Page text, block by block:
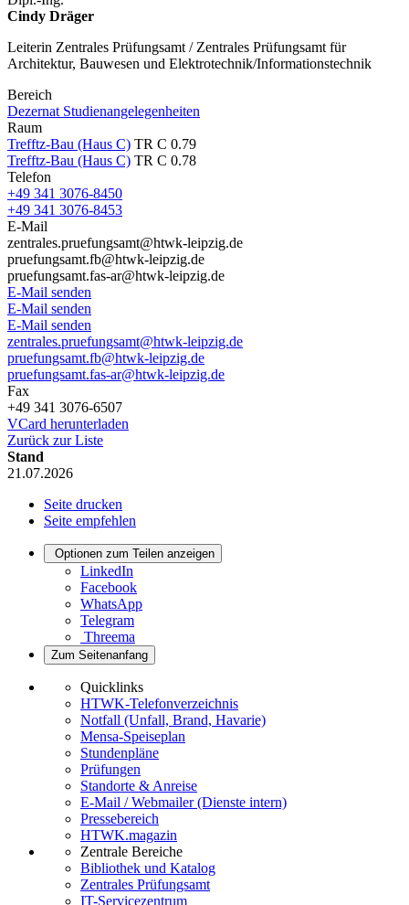
Cindy Dräger
Leiterin Zentrales Prüfungsamt / Zentrales Prüfungsamt für
Architektur, Bauwesen und Elektrotechnik/Informationstechnik
Bereich
Dezernat Studienangelegenheiten
Raum
Trefftz-Bau (Haus C) TR C 0.79
Trefftz-Bau (Haus C) TR C 0.78
Telefon
+49 341 3076-8450
+49 341 3076-8453
E-Mail
zentrales.pruefungsamt@htwk-leipzig.de
pruefungsamt.fb@htwk-leipzig.de
pruefungsamt.fas-ar@htwk-leipzig.de
E-Mail senden
E-Mail senden
E-Mail senden
zentrales.pruefungsamt@htwk-leipzig.de
pruefungsamt.fb@htwk-leipzig.de
pruefungsamt.fas-ar@htwk-leipzig.de
Fax
+49 341 3076-6507
VCard herunterladen
Zurück zur Liste
Stand
21.07.2026
Seite drucken
Seite empfehlen
Optionen zum Teilen anzeigen
LinkedIn
Facebook
WhatsApp
Telegram
Threema
Zum Seitenanfang
Quicklinks
HTWK-Telefonverzeichnis
Notfall (Unfall, Brand, Havarie)
Mensa-Speiseplan
Stundenpläne
Prüfungen
Standorte & Anreise
E-Mail / Webmailer (Dienste intern)
Pressebereich
HTWK.magazin
Zentrale Bereiche
Bibliothek und Katalog
Zentrales Prüfungsamt
IT-Servicezentrum